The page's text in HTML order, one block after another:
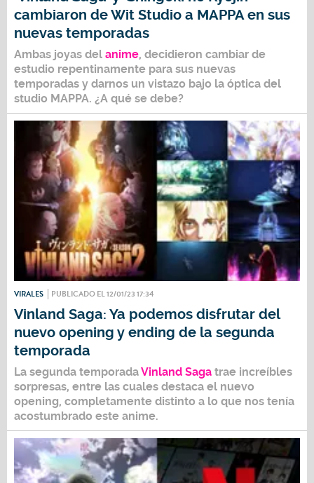
cambiaron de Wit Studio a MAPPA en sus
nuevas temporadas
Ambas joyas del anime, decidieron cambiar de
estudio repentinamente para sus nuevas
temporadas y darnos un vistazo bajo la óptica del
studio MAPPA. ¿A qué se debe?
VIRALES PUBLICADO EL 12/01/23 17:34
Vinland Saga: Ya podemos disfrutar del
nuevo opening y ending de la segunda
temporada
La segunda temporadaVinland Saga trae increíbles
sorpresas, entre las cuales destaca el nuevo
opening, completamente distinto a lo que nos tenía
acostumbrado este anime.